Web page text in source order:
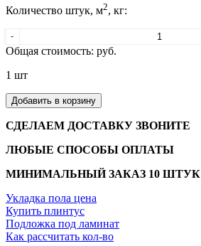
Количество штук, м2, кг:
-
Общая стоимость: руб.
1 шт
Добавить в корзину
СДЕЛАЕМ ДОСТАВКУ ЗВОНИТЕ
ЛЮБЫЕ СПОСОБЫ ОПЛАТЫ
МИНИМАЛЬНЫЙ ЗАКАЗ 10 ШТУК
Укладка пола цена
Купить плинтус
Подложка под ламинат
Как рассчитать кол-во